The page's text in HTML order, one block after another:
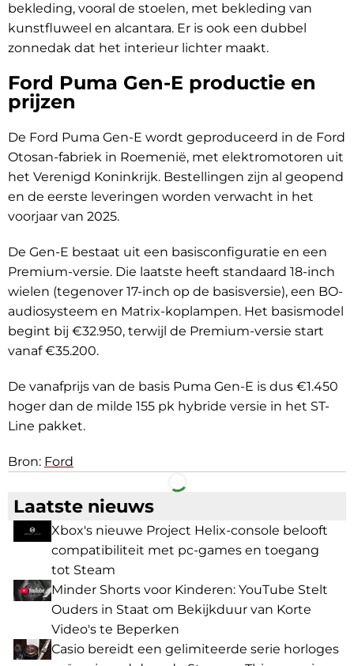
bekleding, vooral de stoelen, met bekleding van
kunstfluweel en alcantara. Er is ook een dubbel
zonnedak dat het interieur lichter maakt.
Ford Puma Gen-E productie en
prijzen
De Ford Puma Gen-E wordt geproduceerd in de Ford
Otosan-fabriek in Roemenië, met elektromotoren uit
het Verenigd Koninkrijk. Bestellingen zijn al geopend
en de eerste leveringen worden verwacht in het
voorjaar van 2025.
De Gen-E bestaat uit een basisconfiguratie en een
Premium-versie. Die laatste heeft standaard 18-inch
wielen (tegenover 17-inch op de basisversie), een BO-
audiosysteem en Matrix-koplampen. Het basismodel
begint bij €32.950, terwijl de Premium-versie start
vanaf €35.200.
De vanafprijs van de basis Puma Gen-E is dus €1.450
hoger dan de milde 155 pk hybride versie in het ST-
Line pakket.
Bron: Ford
Facebook Telegram
Laatste nieuws
Xbox's nieuwe Project Helix-console belooft
compatibiliteit met pc-games en toegang
tot Steam
Minder Shorts voor Kinderen: YouTube Stelt
Ouders in Staat om Bekijkduur van Korte
Video's te Beperken
Casio bereidt een gelimiteerde serie horloges